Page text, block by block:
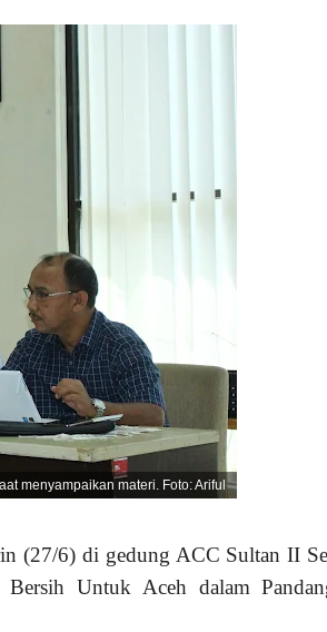
menyampaikan materi. Foto: Ariful
(27/6) di gedung ACC Sultan II
Untuk Aceh dalam